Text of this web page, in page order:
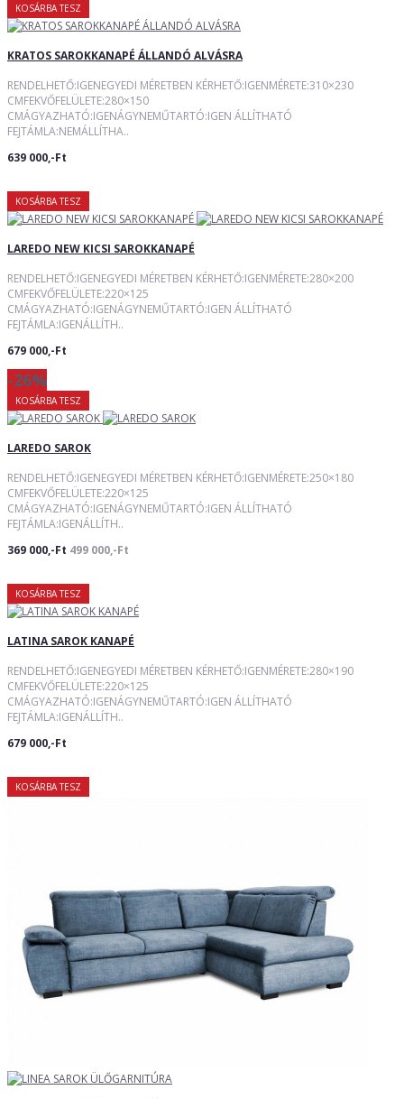
KOSÁRBA TESZ
KRATOS SAROKKANAPÉ ÁLLANDÓ ALVÁSRA
RENDELHETŐ:IGENEGYEDI MÉRETBEN KÉRHETŐ:IGENMÉRETE:310×230
CMFEKVŐFELÜLETE:280×150
CMÁGYAZHATÓ:IGENÁGYNEMŰTARTÓ:IGEN ÁLLÍTHATÓ
FEJTÁMLA:NEMÁLLÍTHA..
639 000,-Ft
KOSÁRBA TESZ
LAREDO NEW KICSI SAROKKANAPÉ
RENDELHETŐ:IGENEGYEDI MÉRETBEN KÉRHETŐ:IGENMÉRETE:280×200
CMFEKVŐFELÜLETE:220×125
CMÁGYAZHATÓ:IGENÁGYNEMŰTARTÓ:IGEN ÁLLÍTHATÓ
FEJTÁMLA:IGENÁLLÍTH..
679 000,-Ft
-26%
KOSÁRBA TESZ
LAREDO SAROK
RENDELHETŐ:IGENEGYEDI MÉRETBEN KÉRHETŐ:IGENMÉRETE:250×180
CMFEKVŐFELÜLETE:220×125
CMÁGYAZHATÓ:IGENÁGYNEMŰTARTÓ:IGEN ÁLLÍTHATÓ
FEJTÁMLA:IGENÁLLÍTH..
369 000,-Ft 499 000,-Ft
KOSÁRBA TESZ
LATINA SAROK KANAPÉ
RENDELHETŐ:IGENEGYEDI MÉRETBEN KÉRHETŐ:IGENMÉRETE:280×190
CMFEKVŐFELÜLETE:220×125
CMÁGYAZHATÓ:IGENÁGYNEMŰTARTÓ:IGEN ÁLLÍTHATÓ
FEJTÁMLA:IGENÁLLÍTH..
679 000,-Ft
KOSÁRBA TESZ